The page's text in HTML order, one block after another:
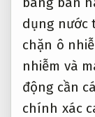
dụng nước
chặn ô
nhiễm và
động cần
chính xác